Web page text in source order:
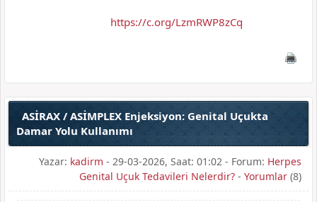
https://c.org/LzmRWP8zCq
ASİRAX / ASİMPLEX Enjeksiyon: Genital Uçukta
Damar Yolu Kullanımı
Yazar: kadirm - 29-03-2026, Saat: 01:02 - Forum: Herpes
Genital Uçuk Tedavileri Nelerdir? - Yorumlar (8)